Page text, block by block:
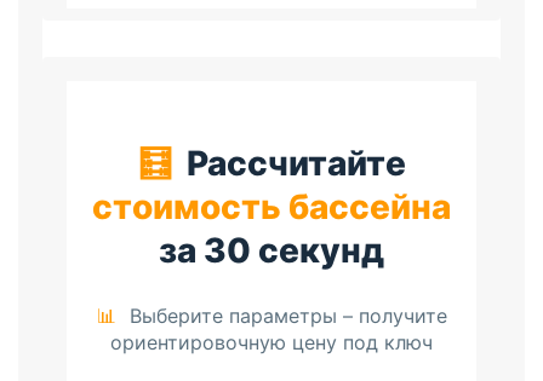
🧮 Рассчитайте
стоимость бассейна
за 30 секунд
📊
Выберите параметры – получите
ориентировочную цену под ключ